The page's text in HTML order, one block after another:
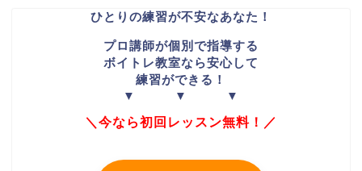
ひとりの練習が不安なあなた！
プロ講師が個別で指導する
ボイトレ教室なら安心して
練習ができる！
▼ ▼ ▼
＼今なら初回レッスン無料！／